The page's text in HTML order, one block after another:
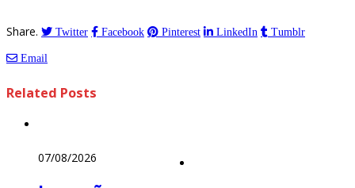
Share. Twitter Facebook Pinterest LinkedIn Tumblr
Email
Related Posts
07/08/2026